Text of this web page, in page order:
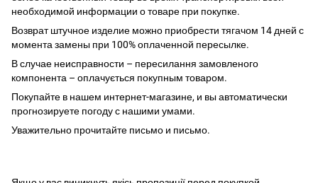
необходимой информации о товаре при покупке.
Возврат штучное изделие можно приобрести тягачом 14 дней с
момента замены при 100% оплаченной пересылке.
В случае неисправности – пересилання замовленого
компонента – оплачується покупным товаром.
Покупайте в нашем интернет-магазине, и вы автоматически
прогнозируете погоду с нашими умами.
Уважительно прочитайте письмо и письмо.